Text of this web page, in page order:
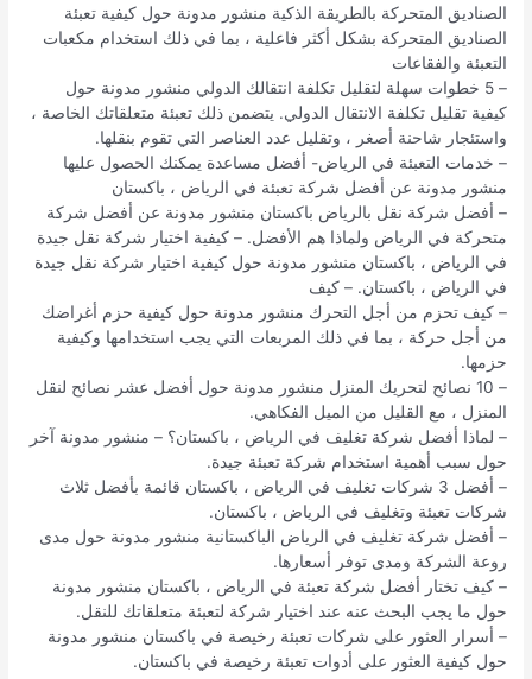
الصناديق المتحركة بالطريقة الذكية منشور مدونة حول كيفية تعبئة
الصناديق المتحركة بشكل أكثر فاعلية ، بما في ذلك استخدام مكعبات
التعبئة والفقاعات
– 5 خطوات سهلة لتقليل تكلفة انتقالك الدولي منشور مدونة حول
كيفية تقليل تكلفة الانتقال الدولي. يتضمن ذلك تعبئة متعلقاتك الخاصة ،
واستئجار شاحنة أصغر ، وتقليل عدد العناصر التي تقوم بنقلها.
– خدمات التعبئة في الرياض- أفضل مساعدة يمكنك الحصول عليها
منشور مدونة عن أفضل شركة تعبئة في الرياض ، باكستان
– أفضل شركة نقل بالرياض باكستان منشور مدونة عن أفضل شركة
متحركة في الرياض ولماذا هم الأفضل. – كيفية اختيار شركة نقل جيدة
في الرياض ، باكستان منشور مدونة حول كيفية اختيار شركة نقل جيدة
في الرياض ، باكستان. – كيف
– كيف تحزم من أجل التحرك منشور مدونة حول كيفية حزم أغراضك
من أجل حركة ، بما في ذلك المربعات التي يجب استخدامها وكيفية
حزمها.
– 10 نصائح لتحريك المنزل منشور مدونة حول أفضل عشر نصائح لنقل
المنزل ، مع القليل من الميل الفكاهي.
– لماذا أفضل شركة تغليف في الرياض ، باكستان؟ – منشور مدونة آخر
حول سبب أهمية استخدام شركة تعبئة جيدة.
– أفضل 3 شركات تغليف في الرياض ، باكستان قائمة بأفضل ثلاث
شركات تعبئة وتغليف في الرياض ، باكستان.
– أفضل شركة تغليف في الرياض الباكستانية منشور مدونة حول مدى
روعة الشركة ومدى توفر أسعارها.
– كيف تختار أفضل شركة تعبئة في الرياض ، باكستان منشور مدونة
حول ما يجب البحث عنه عند اختيار شركة لتعبئة متعلقاتك للنقل.
– أسرار العثور على شركات تعبئة رخيصة في باكستان منشور مدونة
حول كيفية العثور على أدوات تعبئة رخيصة في باكستان.